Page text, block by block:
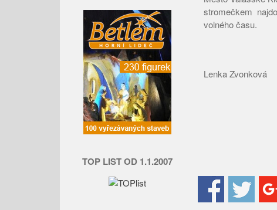
TOP LIST OD 1.1.2007
stromečkem
volného času.
Lenka Zvonková